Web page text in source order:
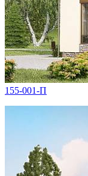
155-001-П